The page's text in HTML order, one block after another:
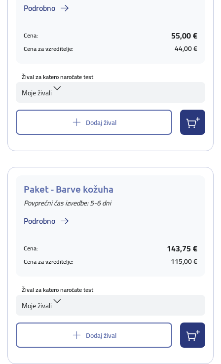
Podrobno
Cena: 55,00 €
Cena za vzreditelje: 44,00 €
Žival za katero naročate test
Moje živali
Dodaj žival
Paket - Barve kožuha
Povprečni čas izvedbe: 5-6 dni
Podrobno
Cena: 143,75 €
Cena za vzreditelje: 115,00 €
Žival za katero naročate test
Moje živali
Dodaj žival